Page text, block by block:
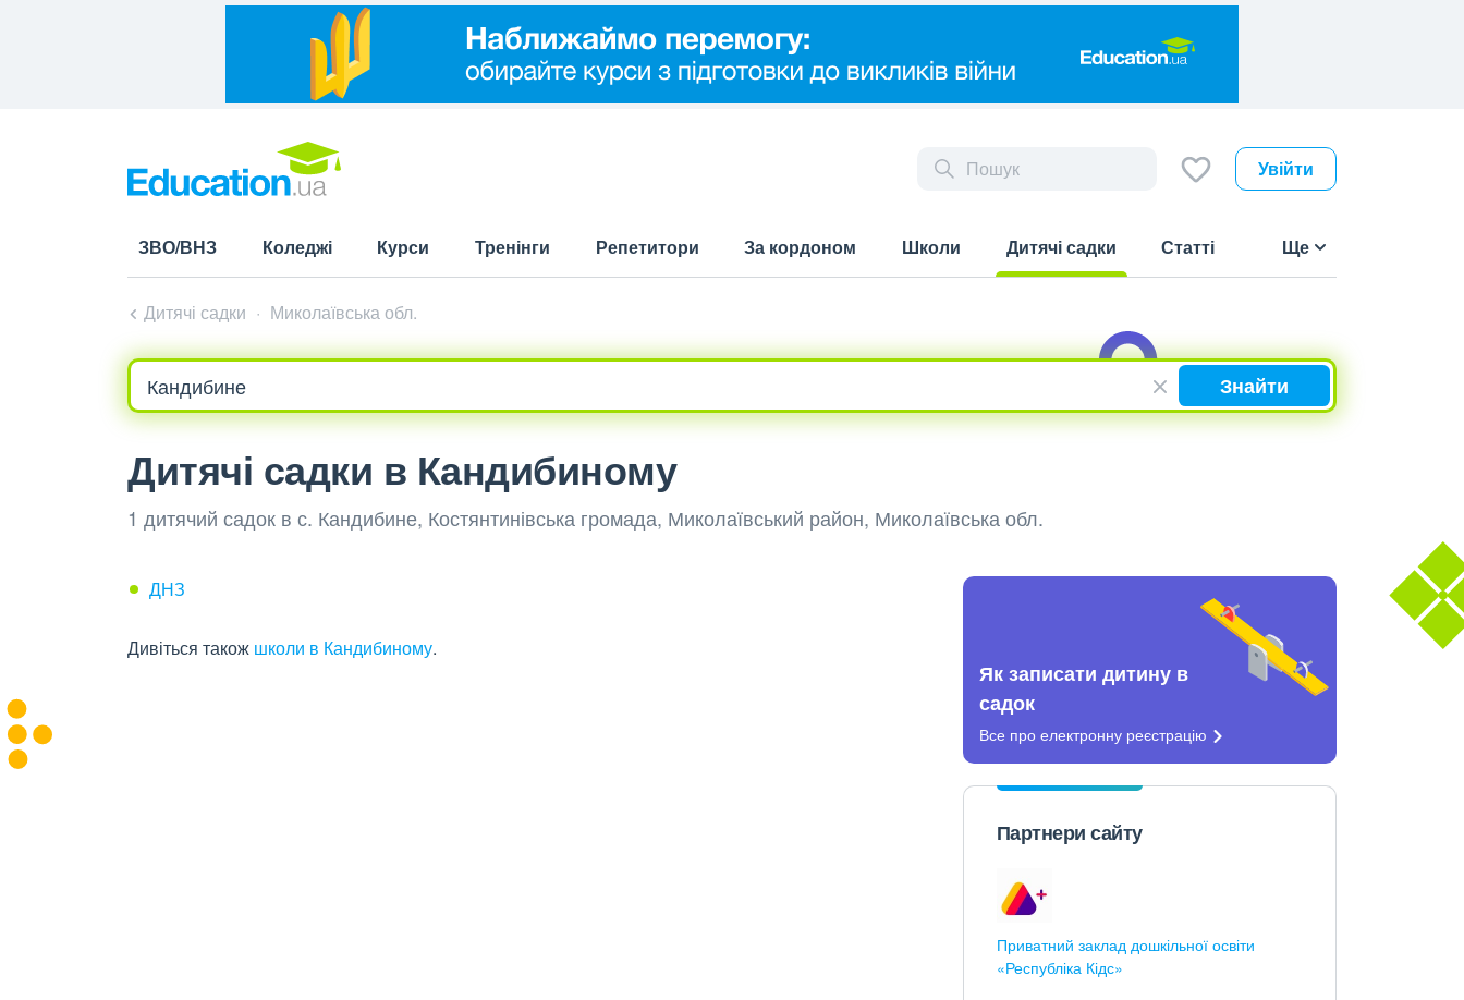
Увійти
ЗВО/ВНЗ Коледжі Курси Тренінги Репетитори За кордоном Школи
Дитячі садки
Статті Ще
Дитячі садки Миколаївська обл.
Знайти
Дитячі садки в Кандибиному
1 дитячий садок в с. Кандибине, Костянтинівська громада, Миколаївський район, Миколаївська обл.
ДНЗ
Дивіться також школи в Кандибиному.
Як записати дитину в
садок
Все про електронну реєстрацію
Партнери сайту
Приватний заклад дошкільної освіти
«Республіка Кідс»